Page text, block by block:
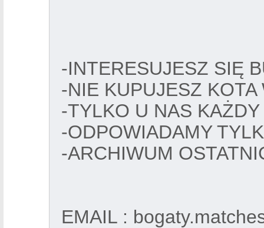
-INTERESUJESZ SIĘ
-NIE KUPUJESZ
-TYLKO U NAS
-ODPOWIADAMY
-ARCHIWUM
EMAIL :